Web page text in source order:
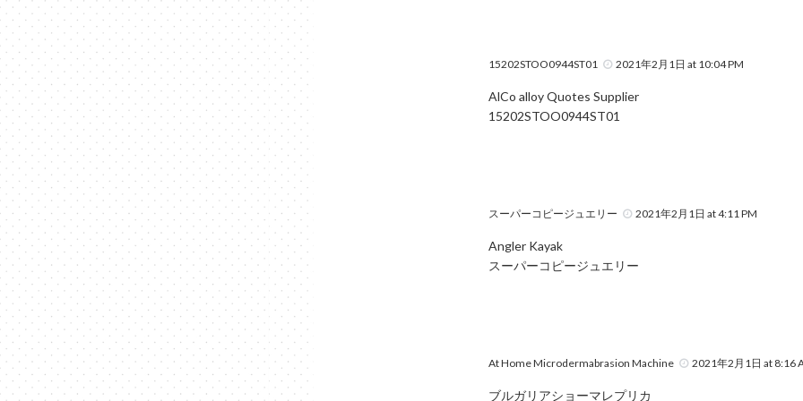
15202STOO0944ST01 2021年2月1日 at 10:04 PM
AlCo alloy Quotes Supplier
15202STOO0944ST01
スーパーコピージュエリー 2021年2月1日 at 4:11 PM
Angler Kayak
スーパーコピージュエリー
At Home Microdermabrasion Machine 2021年2月1日 at 8:16
ブルガリアショーマレプリカ